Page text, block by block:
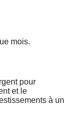
mois.
pour
et le
à un